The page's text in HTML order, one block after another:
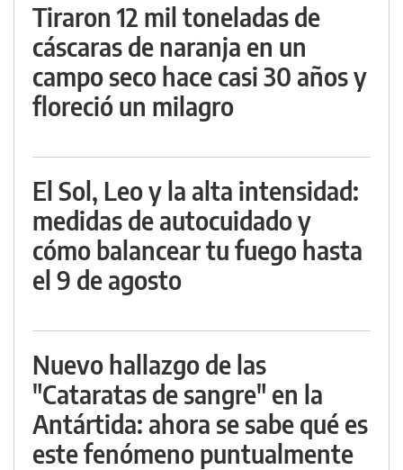
Tiraron 12 mil toneladas de
cáscaras de naranja en un
campo seco hace casi 30 años y
floreció un milagro
El Sol, Leo y la alta intensidad:
medidas de autocuidado y
cómo balancear tu fuego hasta
el 9 de agosto
Nuevo hallazgo de las
"Cataratas de sangre" en la
Antártida: ahora se sabe qué es
este fenómeno puntualmente